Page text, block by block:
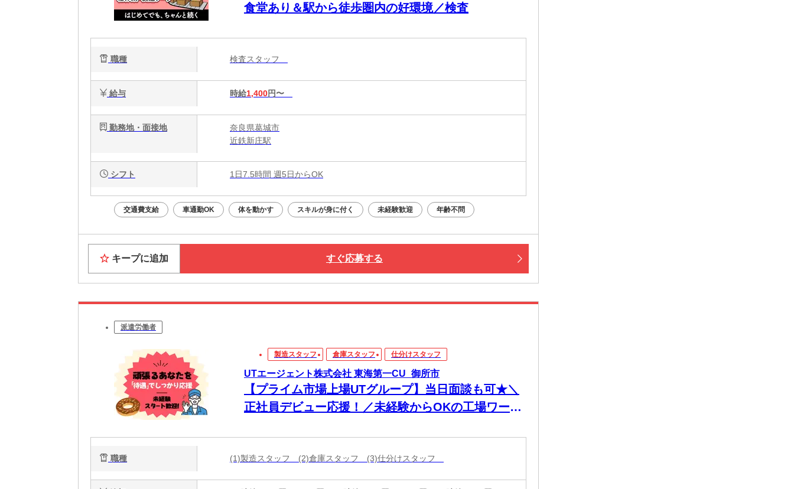
食堂あり＆駅から徒歩圏内の好環境／検査
職種 検査スタッフ
給与 時給1,400円〜
勤務地・面接地
奈良県葛城市
近鉄新庄駅
シフト 1日7.5時間 週5日からOK
交通費支給 車通勤OK 体を動かす スキルが身に付く 未経験歓迎 年齢不問
キープに追加 すぐ応募する
派遣労働者
製造スタッフ 倉庫スタッフ 仕分けスタッフ
UTエージェント株式会社 東海第一CU_御所市
【プライム市場上場UTグループ】当日面談も可★＼
正社員デビュー応援！／未経験からOKの工場ワー
職種 (1)製造スタッフ (2)倉庫スタッフ (3)仕分けスタッフ